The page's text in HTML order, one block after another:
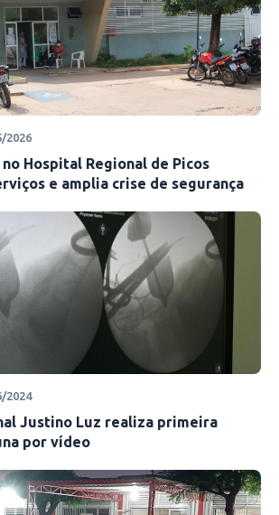
2026
Hospital Regional de Picos
e amplia crise de segurança
2024
Justino Luz realiza primeira
por vídeo